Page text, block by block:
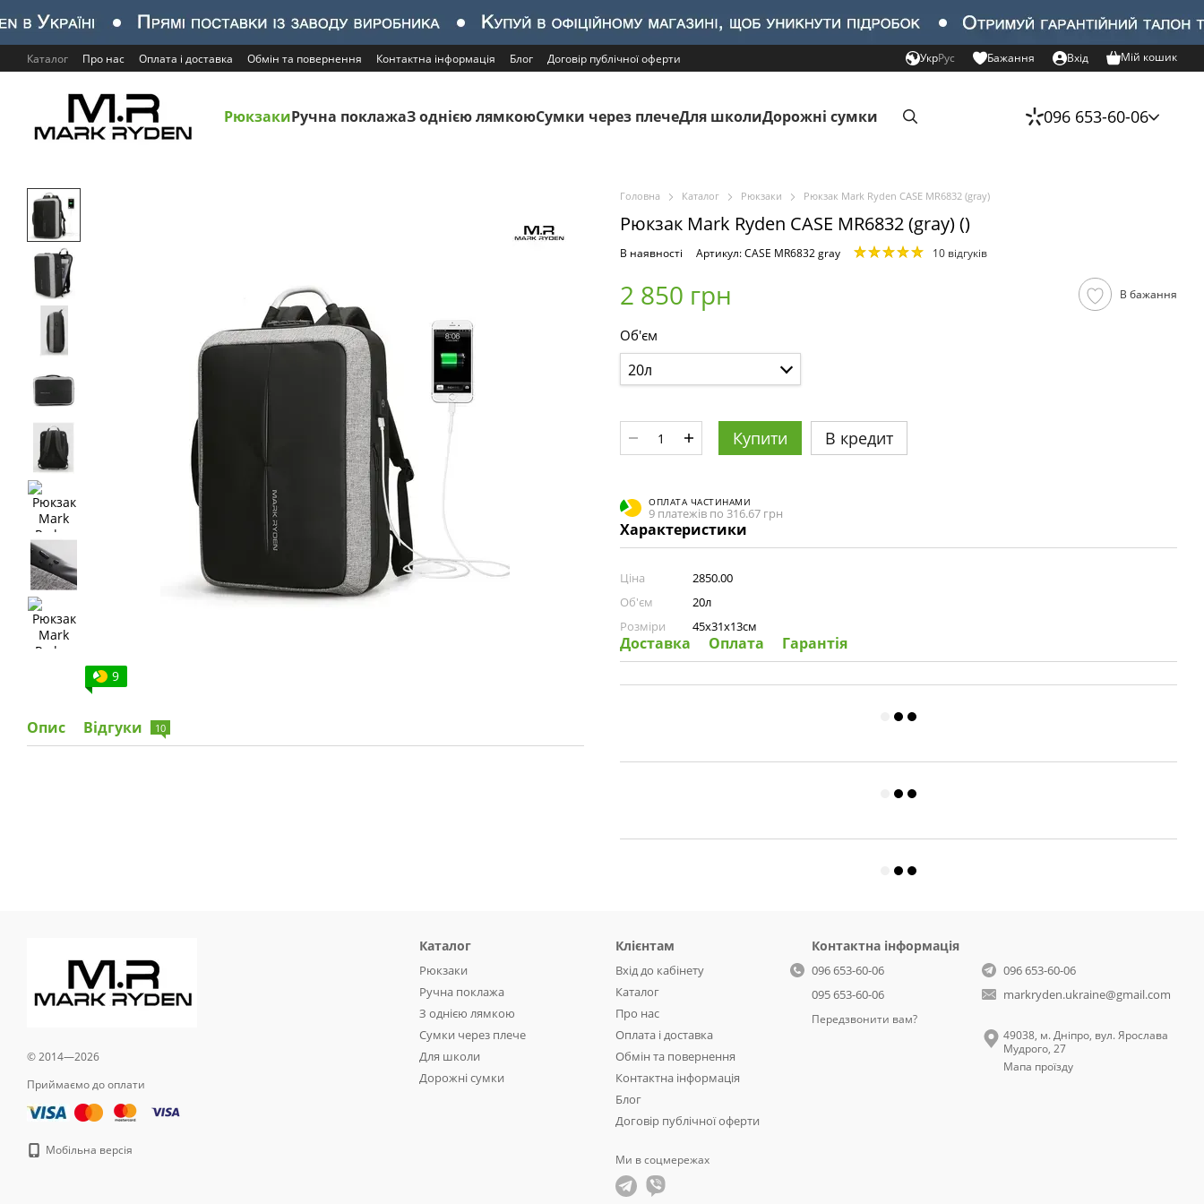
Перейти до основного контенту
Каталог Про нас Оплата і доставка Обмін та повернення Контактна інформація Блог Договір публічної оферти УкрРус Бажання Вхід Мій кошик
РюкзакиРучна поклажаЗ однією лямкоюСумки через плечеДля школиДорожні сумки 096 653-60-06
9
Опис Відгуки 10
Головна Каталог Рюкзаки Рюкзак Mark Ryden CASE MR6832 (gray)
Рюкзак Mark Ryden CASE MR6832 (gray) ()
В наявності Артикул: CASE MR6832 gray 10 відгуків
2 850 грн В бажання
Об'єм
20л
Купити В кредит
ОПЛАТА ЧАСТИНАМИ
9 платежів по 316.67 грн
Характеристики
Ціна
2850.00
Об'єм
20л
Розміри
45х31х13см
Доставка Оплата Гарантія
© 2014—2026
Приймаємо до оплати
Мобільна версія
Каталог
Рюкзаки
Ручна поклажа
З однією лямкою
Сумки через плече
Для школи
Дорожні сумки
Клієнтам
Вхід до кабінету
Каталог
Про нас
Оплата і доставка
Обмін та повернення
Контактна інформація
Блог
Договір публічної оферти
Ми в соцмережах
Контактна інформація
096 653-60-06
095 653-60-06
Передзвонити вам?
096 653-60-06
markryden.ukraine@gmail.com
49038, м. Дніпро, вул. Ярослава
Мудрого, 27
Мапа проїзду